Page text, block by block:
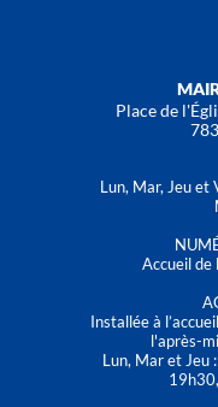
Place de
Lun, Mar, Jeu
Accueil
Installée à
l'après-
Lun, Mar et